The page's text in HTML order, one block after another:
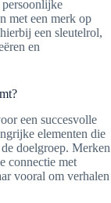
persoonlijke
met een merk op
een sleutelrol,
en
een succesvolle
elementen die
doelgroep. Merken
connectie met
vooral om verhalen